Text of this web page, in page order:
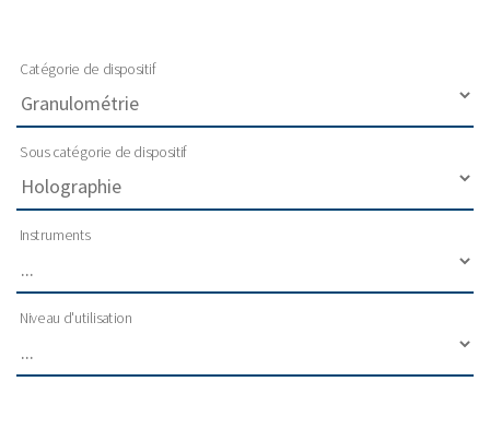
Catégorie de dispositif
Sous catégorie de dispositif
Instruments
Niveau d'utilisation